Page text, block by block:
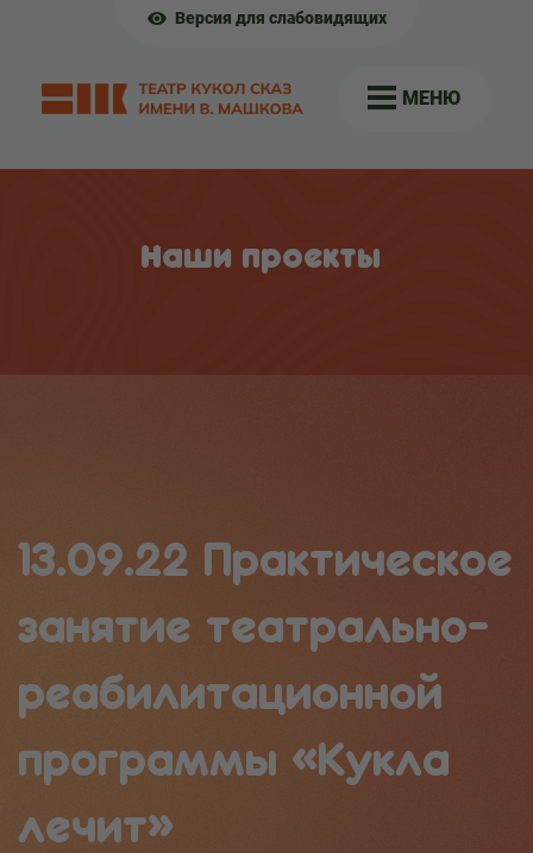
Версия для слабовидящих
МЕНЮ
Наши проекты
13.09.22 Практическое
занятие театрально-
реабилитационной
программы «Кукла
лечит»